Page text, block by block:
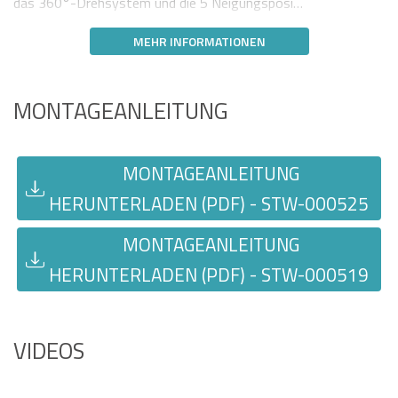
MEHR INFORMATIONEN
MONTAGEANLEITUNG
MONTAGEANLEITUNG
HERUNTERLADEN (PDF) - STW-000525
MONTAGEANLEITUNG
HERUNTERLADEN (PDF) - STW-000519
VIDEOS